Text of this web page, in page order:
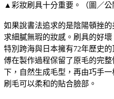
▲彩妝刷具十分重要。（圖／公
如果說書法追求的是陰陽頓挫
求細膩無瑕的妝感。刷具的好
特別跨海與日本擁有72年歷史
傅在製作過程保留了原毛的完
下，自然生成毛型，再由巧手
刷毛可以柔和的貼合臉部。